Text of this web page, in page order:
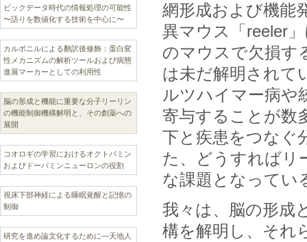
ビックデータ時代の情報処理の可能性
〜語りを数値化する技術を中心に〜
カルボニルによる翻訳後修飾：蛋白変
性メカニズムの解析ツールおよび病態
進展マーカーとしての利用性
脳の形成と機能に重要な分子リーリン
の機能制御機構解明と、その創薬への
展開
コオロギの学習におけるオクトパミン
およびドーパミンニューロンの役割
視床下部神経による睡眠覚醒と記憶の
制御
研究を進め論文化するために―天地人
網形成および機能
異マウス「reeler
のマウスで欠損す
は未だ解明されて
ルツハイマー病や
寄与することが数
下と疾患をつなぐ
た、どうすればリ
な課題となってい
我々は、脳の形成
構を解明し、それ